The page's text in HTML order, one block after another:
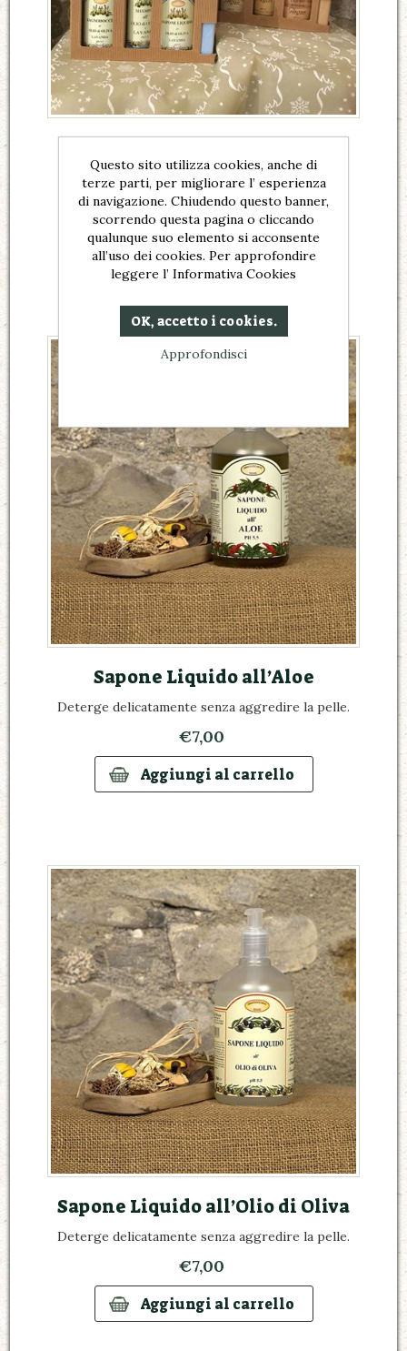
Confezione regalo bagno
€26,00
Sapone Liquido all’Aloe
Deterge delicatamente senza aggredire la pelle.
€7,00
Sapone Liquido all’Olio di Oliva
Deterge delicatamente senza aggredire la pelle.
€7,00
Questo sito utilizza cookies, anche di
terze parti, per migliorare l’ esperienza
di navigazione. Chiudendo questo banner,
scorrendo questa pagina o cliccando
qualunque suo elemento si acconsente
all’uso dei cookies. Per approfondire
leggere l’ Informativa Cookies
OK, accetto i cookies.
Approfondisci